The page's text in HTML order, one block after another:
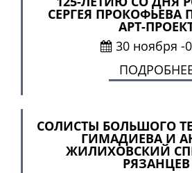
СЕРГЕЯ ПРОКОФЬЕВА
АРТ-
30 ноября -
СОЛИСТЫ БОЛЬШОГО
ГИМАДИЕВА И
ЖИЛИХОВСКИЙ
РЯЗАНЦЕВ